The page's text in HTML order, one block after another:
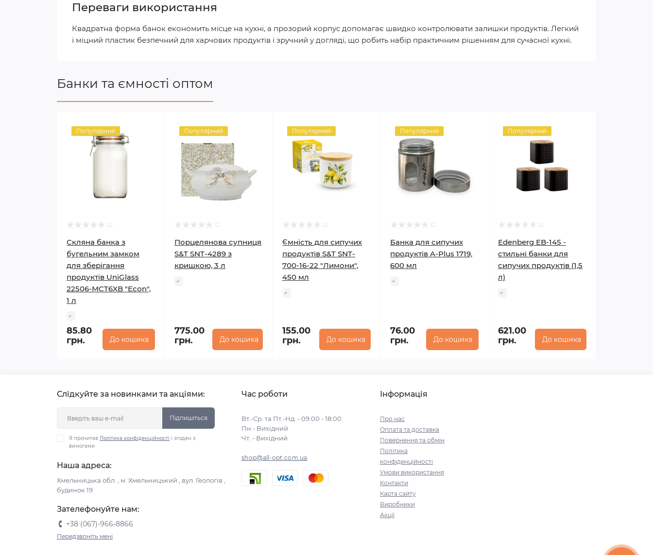
Переваги використання
Квадратна форма банок економить місце на кухні, а прозорий корпус допомагає швидко контролювати залишки продуктів. Легкий
і міцний пластик безпечний для харчових продуктів і зручний у догляді, що робить набір практичним рішенням для сучасної кухні.
Банки та ємності оптом
Популярний
Скляна банка з
бугельним замком
для зберігання
продуктів UniGlass
22506-MCT6XB "Econ",
1 л
85.80
грн.
До кошика
Популярний
Порцелянова супниця
S&T SNT-4289 з
кришкою, 3 л
775.00
грн.
До кошика
Популярний
Ємність для сипучих
продуктів S&T SNT-
700-16-22 "Лимони",
450 мл
155.00
грн.
До кошика
Популярний
Банка для сипучих
продуктів A-Plus 1719,
600 мл
76.00
грн.
До кошика
Популярний
Edenberg EB-145 -
стильні банки для
сипучих продуктів (1,5
л)
621.00
грн.
До кошика
Слідкуйте за новинками та акціями:
Підпишіться
Я прочитав Політика конфіденційності і згоден з
вимогами
Наша адреса:
Хмельницька обл. , м. Хмельницький , вул. Геологів ,
будинок 19
Зателефонуйте нам:
+38 (067)-966-8866
Передзвоніть мені
Час роботи
Вт.-Ср. та Пт.-Нд. - 09:00 - 18:00
Пн - Вихідний
Чт. - Вихідний
shop@all-opt.com.ua
Інформація
Про нас
Оплата та доставка
Повернення та обмін
Політика
конфіденційності
Умови використання
Контакти
Карта сайту
Виробники
Акції